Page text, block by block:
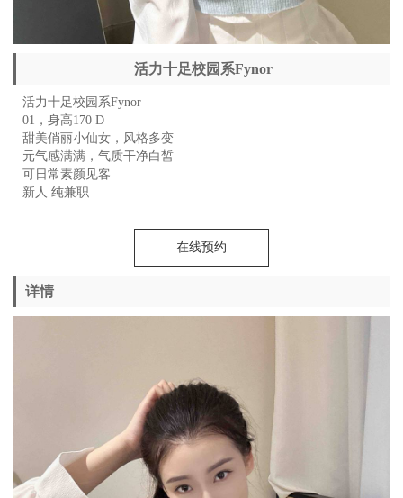
活力十足校园系Fynor
活力十足校园系Fynor
01，身高170 D
甜美俏丽小仙女，风格多变
元气感满满，气质干净白皙
可日常素颜见客
新人 纯兼职
在线预约
详情